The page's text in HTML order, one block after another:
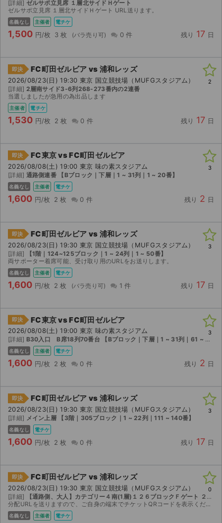
[詳細] ゼルサポ立見席 １層北サイドＨゲート
ゼルサポ立見席 １層北サイドＨゲート URL送ります。
名義なし 主催者 電チケ
1,500 円/枚 3 枚 0 件 残り 17 日
即決 FC町田ゼルビア vs 浦和レッズ
2026/08/23(日) 19:30 東京 国立競技場（MUFGスタジアム）
[詳細] 2層南サイド3-6列268-273番内の2連番
当選しましたが急用の為出品します
主催者 電チケ
1,530 円/枚 2 枚 0 件 残り 17 日
2
即決 FC東京 vs FC町田ゼルビア
2026/08/08(土) 19:00 東京 味の素スタジアム
[詳細] 通路側連番 【Bブロック｜下層｜1 ~ 31列｜1 ~ 20番】
名義なし 主催者 電チケ
1,600 円/枚 2 枚 0 件 残り 2 日
3
即決 FC町田ゼルビア vs 浦和レッズ
2026/08/23(日) 19:30 東京 国立競技場（MUFGスタジアム）
[詳細]
【1階｜124~125ブロック｜1 ~ 24列｜1 ~ 50番】
両サポーター着席可能、受け取り用のURLをお送りします。
名義なし 主催者 電チケ
1,600 円/枚 2 枚 1 件 残り 17 日
3
即決 FC東京 vs FC町田ゼルビア
2026/08/08(土) 19:00 東京 味の素スタジアム
[詳細] B30入口 B席18列70番台 【Bブロック｜下層｜1 ~ 31列｜61 ~ 80番】
名義なし 主催者 電チケ
1,600 円/枚 2 枚 0 件 残り 2 日
3
即決 FC町田ゼルビア vs 浦和レッズ
2026/08/23(日) 19:30 東京 国立競技場（MUFGスタジアム）
[詳細] メイン上層 【3階｜305ブロック｜1 ~ 22列｜111 ~ 140番】
名義なし 電チケ
1,600 円/枚 2 枚 0 件 残り 17 日
3
即決 FC町田ゼルビア vs 浦和レッズ
2026/08/23(日) 19:30 東京 国立競技場（MUFGスタジアム）
[詳細]
【通路側、大人】カテゴリー４南(1層)１２６ブロックＦゲート ２１列60-80番台の4連番
分配URLを送りますので、ご自身の端末でチケットQRコードを表示ください。
名義なし 主催者 電チケ
0